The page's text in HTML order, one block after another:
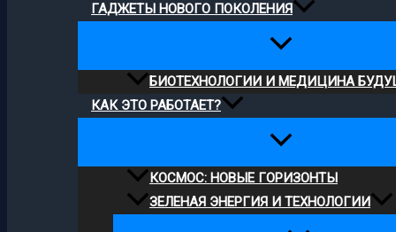
ГАДЖЕТЫ НОВОГО ПОКОЛЕНИЯ
БИОТЕХНОЛОГИИ И МЕДИЦИНА
КАК ЭТО РАБОТАЕТ?
КОСМОС: НОВЫЕ ГОРИЗОНТЫ
ЗЕЛЕНАЯ ЭНЕРГИЯ И ТЕХНОЛОГИИ